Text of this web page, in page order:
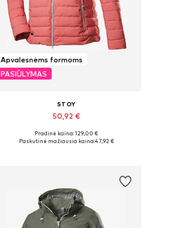
Apvalesnėms formoms
PASIŪLYMAS
STOY
50,92 €
Galimi dydžiai: XXXL, 4XL, 5XL
Pradinė kaina: 129,00 €
Paskutinė mažiausia kaina:47,92 €